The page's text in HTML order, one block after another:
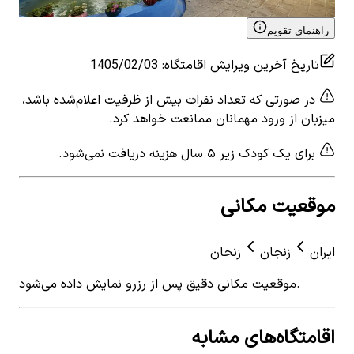
دوتخته توئین طبقه اول
راهنمای تقویم
تاریخ آخرین ویرایش اقامتگاه:
1405/02/03
در صورتی که تعداد نفرات بیش از ظرفیت اعلام‌شده باشد،
میزبان از ورود مهمانان ممانعت خواهد کرد.
برای یک کودک زیر ۵ سال هزینه دریافت نمی‌شود.
موقعیت مکانی
ایران زنجان
زنجان
موقعیت مکانی دقیق پس از رزرو نمایش داده می‌شود.
اقامتگاه‌های مشابه